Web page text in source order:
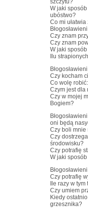
szczytu?
W jaki
ubóstwo?
Co mi
Czy znam
Czy znam
W jaki sposób
Ilu
Czy kocham
Co wolę
Czym jest dla
Czy w mojej
Bogiem?
oni będą
Czy boli
Czy
środowisku?
Czy potrafię
W jaki
Czy potrafię
Ile razy w
Czy umiem
Kiedy
grzesznika?